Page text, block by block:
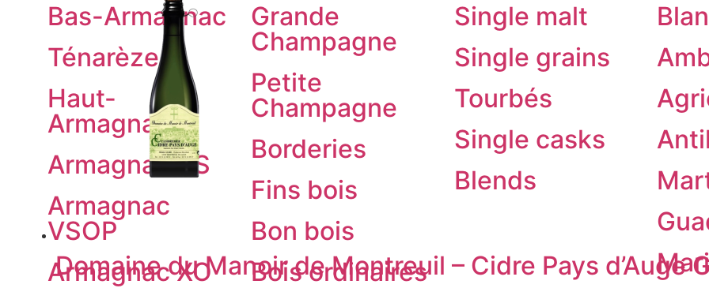
Bas-Armagnac
Ténarèze
Haut-
Armagnac
Armagnac VS
Armagnac
VSOP
Armagnac XO
Grande
Champagne
Petite
Champagne
Borderies
Fins bois
Bon bois
Bois ordinaires
Single malt
Single grains
Tourbés
Single casks
Blends
Domaine du Manoir de Montreuil – Cidre Pays d’Auge